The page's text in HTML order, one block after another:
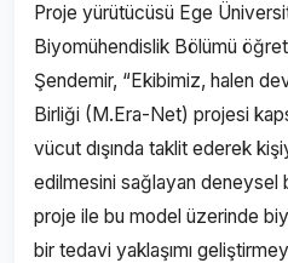
Proje yürütücüsü Ege
Biyomühendislik Bölümü
Şendemir, “Ekibimiz, halen
Birliği (M.Era-Net) projesi
vücut dışında taklit ederek
edilmesini sağlayan deneysel
proje ile bu model üzerinde
bir tedavi yaklaşımı